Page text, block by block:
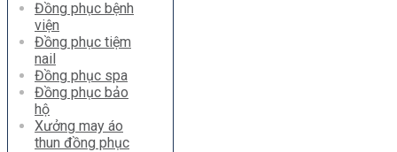
Đồng phục bệnh
viện
Đồng phục tiệm
nail
Đồng phục spa
Đồng phục bảo
hộ
Xưởng may áo
thun đồng phục